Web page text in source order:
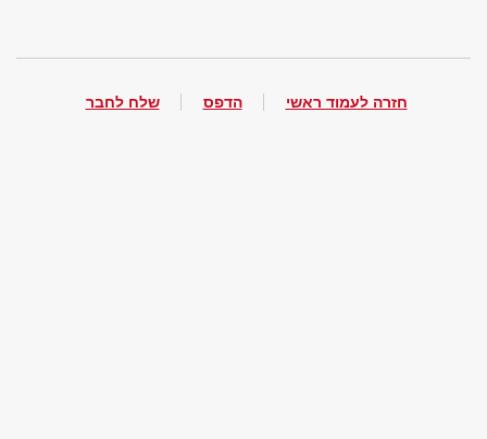
חזרה לעמוד ראשי הדפס שלח לחבר